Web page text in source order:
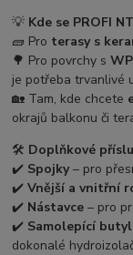
💡 Kde se PROFI
🧱 Pro terasy s
🌳 Pro povrchy s
je potřeba trvanlivé
🏡 Tam, kde chcete
okrajů balkonu či
🛠️ Doplňkové
✔️ Spojky– pro
✔️Vnější a vnitřní
✔️ Nástavce – pro
✔️ Samolepící
dokonalé